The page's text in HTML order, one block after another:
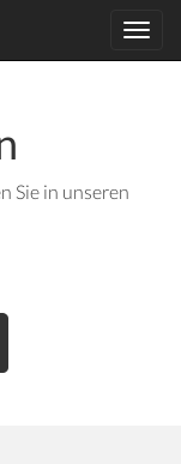
Sie in unseren